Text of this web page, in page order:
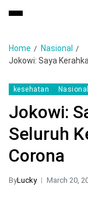
Home
Nasional
Jokowi: Saya
kesehatan Nasional
Jokowi:
Seluruh
Corona
ByLucky March 20,